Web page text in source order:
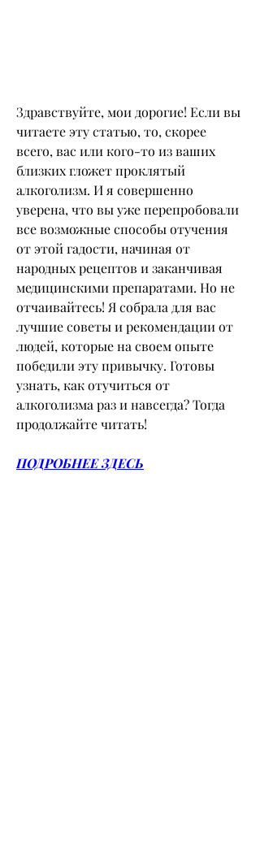
Здравствуйте, мои дорогие! Если вы
читаете эту статью, то, скорее
всего, вас или кого-то из ваших
близких гложет проклятый
алкоголизм. И я совершенно
уверена, что вы уже перепробовали
все возможные способы отучения
от этой гадости, начиная от
народных рецептов и заканчивая
медицинскими препаратами. Но не
отчаивайтесь! Я собрала для вас
лучшие советы и рекомендации от
людей, которые на своем опыте
победили эту привычку. Готовы
узнать, как отучиться от
алкоголизма раз и навсегда? Тогда
продолжайте читать!
ПОДРОБНЕЕ ЗДЕСЬ